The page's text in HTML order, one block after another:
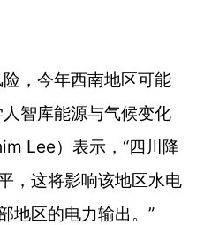
，今年西南地区可能
智库能源与气候变化
Lee）表示，“四川降
，这将影响该地区水电
地区的电力输出。”